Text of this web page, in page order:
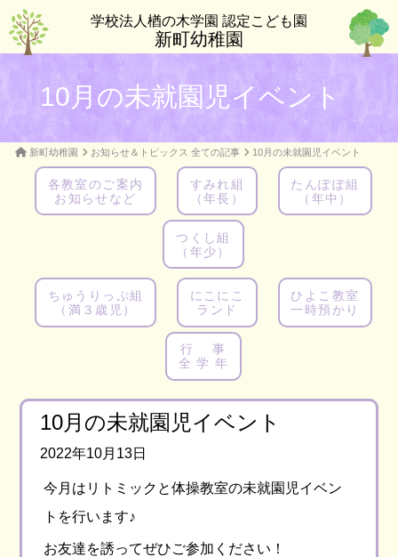
学校法人楢の木学園 認定こども園
新町幼稚園
10月の未就園児イベント
新町幼稚園 お知らせ＆トピックス 全ての記事 10月の未就園児イベント
各教室のご案内
お知らせなど
すみれ組
（年長）
たんぽぽ組
（年中）
つくし組
（年少）
ちゅうりっぷ組
（満３歳児）
にこにこ
ランド
ひよこ教室
一時預かり
行 事
全 学 年
10月の未就園児イベント
2022年10月13日
今月はリトミックと体操教室の未就園児イベン
トを行います♪
お友達を誘ってぜひご参加ください！